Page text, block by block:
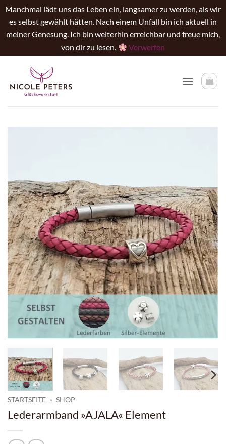
Manchmal lädt uns das Leben ein, langsamer zu werden, als wir
es selbst gewählt hätten. Nach einem Unfall bin ich aktuell in
meiner Genesung. Ich bin weiterhin erreichbar und freue mich,
von dir zu lesen.
Verwerfen
springen
STARTSEITE » SHOP
Lederarmband »AJALA« Element